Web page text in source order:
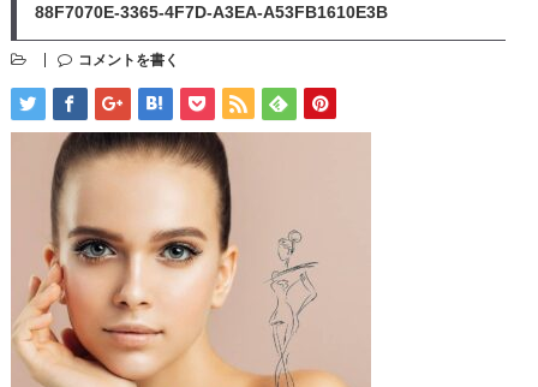
88F7070E-3365-4F7D-A3EA-A53FB1610E3B
コメントを書く